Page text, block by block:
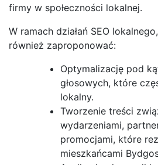
firmy w społeczności lokalnej.
W ramach działań SEO
również zaproponować:
Optymalizację pod
głosowych, które
lokalny.
Tworzenie treści
wydarzeniami,
promocjami, które
mieszkańcami